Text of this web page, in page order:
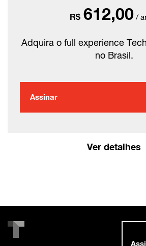
R$ 612,00 /
Adquira o full experience
no Brasil.
Assinar
Ver detalhes